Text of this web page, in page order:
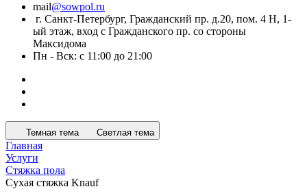
mail@sowpol.ru
г. Санкт-Петербург, Гражданский пр. д.20, пом. 4 Н, 1-
ый этаж, вход с Гражданского пр. со стороны
Максидома
Пн - Вск: с 11:00 до 21:00
Темная тема Светлая тема
Главная
Услуги
Стяжка пола
Сухая стяжка Knauf